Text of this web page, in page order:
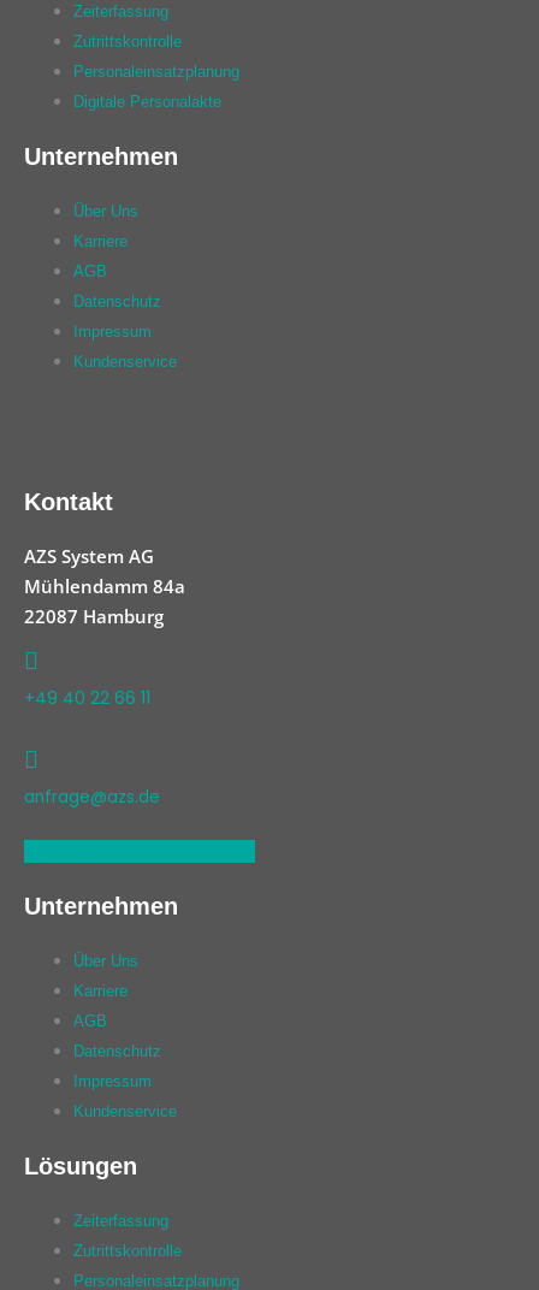
Zeiterfassung
Zutrittskontrolle
Personaleinsatzplanung
Digitale Personalakte
Unternehmen
Über Uns
Karriere
AGB
Datenschutz
Impressum
Kundenservice
Kontakt
AZS System AG
Mühlendamm 84a
22087 Hamburg
+49 40 22 66 11
anfrage@azs.de
Unternehmen
Über Uns
Karriere
AGB
Datenschutz
Impressum
Kundenservice
Lösungen
Zeiterfassung
Zutrittskontrolle
Personaleinsatzplanung